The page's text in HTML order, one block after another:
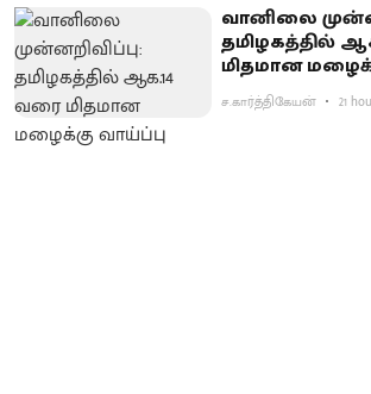
வானிலை
தமிழகத்தில்
மிதமான
ச.கார்த்திகேயன் 21